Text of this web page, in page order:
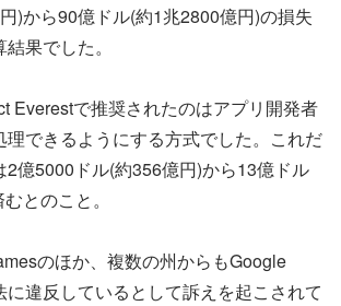
)から90億ドル(約1兆2800億円)の損失
果でした。
Everestで推奨されたのはアプリ開発者
理できるようにする方式でした。これだ
2億5000ドル(約356億円)から13億ドル
とのこと。
のほか、複数の州からもGoogle
違反しているとして訴えを起こされて